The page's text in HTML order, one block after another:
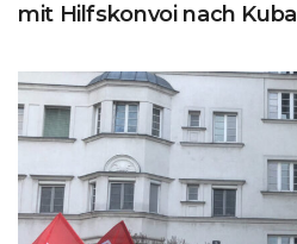
mit Hilfskonvoi nach Kuba